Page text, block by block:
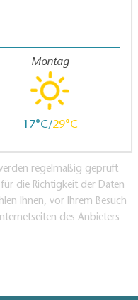
3929540666, 29,90
Montag
17 29
regelmäßig geprüft
die Richtigkeit der Daten
Ihnen, vor Ihrem Besuch
des Anbieters